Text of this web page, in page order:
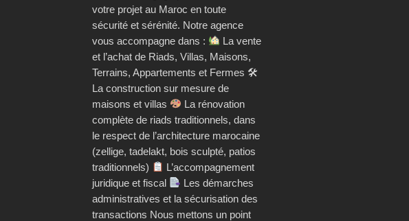
votre projet au Maroc en toute
sécurité et sérénité. Notre agence
vous accompagne dans :
La vente
et l’achat de Riads, Villas, Maisons,
Terrains, Appartements et Fermes 🛠
La construction sur mesure de
maisons et villas
La rénovation
complète de riads traditionnels, dans
le respect de l’architecture marocaine
(zellige, tadelakt, bois sculpté, patios
traditionnels)
L’accompagnement
juridique et fiscal
Les démarches
administratives et la sécurisation des
transactions Nous mettons un point